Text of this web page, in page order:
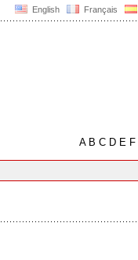
English Français
AB C D E F